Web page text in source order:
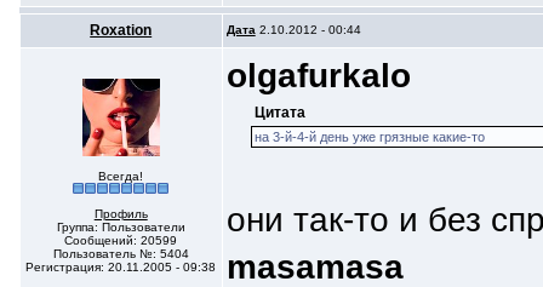
Roxation Дата 2.10.2012 - 00:44
Всегда!
Профиль
Группа: Пользователи
Сообщений: 20599
Пользователь №: 5404
Регистрация: 20.11.2005 - 09:38
olgafurkalo
Цитата
на 3-й-4-й день уже грязные какие-то
они так-то и без
masamasa